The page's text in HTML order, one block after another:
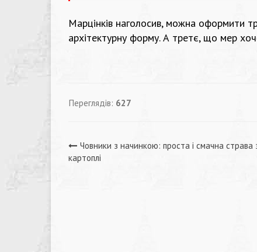
Марцінків наголосив, можна оформити
архітектурну форму. А третє, що мер
Переглядів: 627
Навігація
Човники з начинкою: проста і смачна страва
картоплі